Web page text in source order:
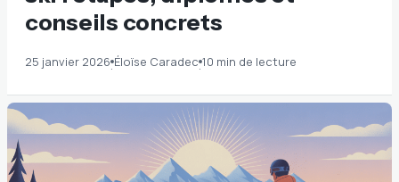
conseils concrets
25 janvier 2026·Éloïse Caradec·10 min de lecture